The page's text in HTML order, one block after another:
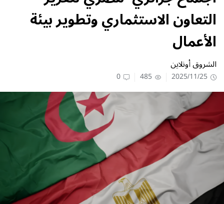
التعاون الاستثماري وتطوير بيئة
الأعمال
الشروق أونلاين
2025/11/25
485
0